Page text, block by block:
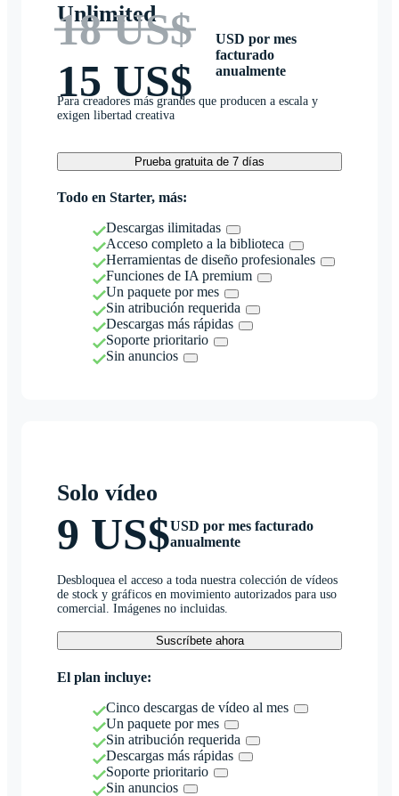
Unlimited
18 US$
15 US$
USD por mes
facturado
anualmente
Para creadores más grandes que producen a escala y
exigen libertad creativa
Prueba gratuita de 7 días
Todo en Starter, más:
Descargas ilimitadas
Acceso completo a la biblioteca
Herramientas de diseño profesionales
Funciones de IA premium
Un paquete por mes
Sin atribución requerida
Descargas más rápidas
Soporte prioritario
Sin anuncios
Solo vídeo
9 US$USD por mes facturado
anualmente
Desbloquea el acceso a toda nuestra colección de vídeos
de stock y gráficos en movimiento autorizados para uso
comercial. Imágenes no incluidas.
Suscríbete ahora
El plan incluye:
Cinco descargas de vídeo al mes
Un paquete por mes
Sin atribución requerida
Descargas más rápidas
Soporte prioritario
Sin anuncios